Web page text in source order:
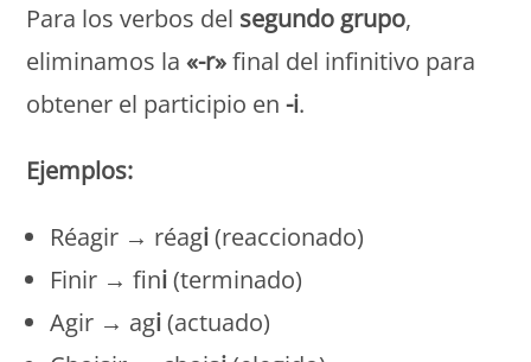
Para los verbos del segundo grupo,
eliminamos la«-r»final del infinitivo para
obtener el participio en-i.
Ejemplos:
Réagir → réagi(reaccionado)
Finir → fini(terminado)
Agir → agi(actuado)